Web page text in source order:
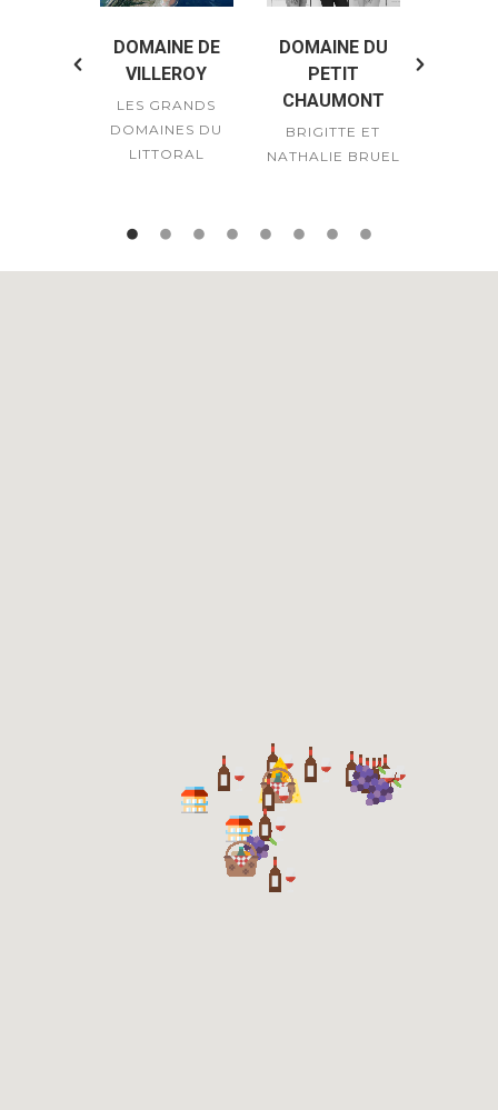
DOMAINE DE
VILLEROY
LES GRANDS
DOMAINES DU
LITTORAL
DOMAINE DU
CHAUMONT
BRIGITTE ET
NATHALIE BRUEL
LES VINS DES
SALINS DU MIDI